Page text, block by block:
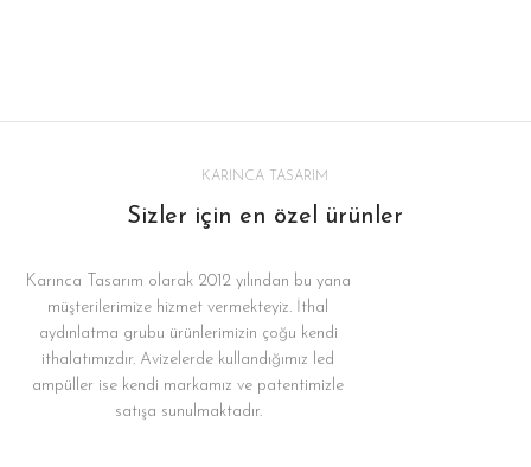
KARINCA TASARIM
Sizler için en özel ürünler
Karınca Tasarım olarak 2012 yılından bu yana
müşterilerimize hizmet vermekteyiz. İthal
aydınlatma grubu ürünlerimizin çoğu kendi
ithalatımızdır. Avizelerde kullandığımız led
ampüller ise kendi markamız ve patentimizle
satışa sunulmaktadır.